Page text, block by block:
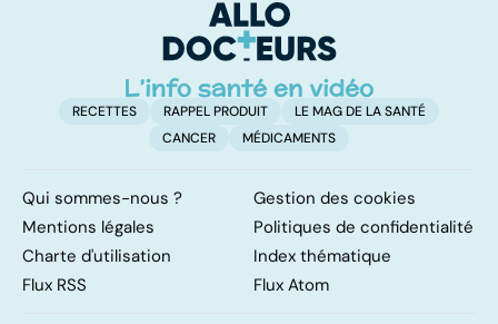
RECETTES RAPPEL PRODUIT
LE MAG DE LA SANTÉ
CANCER
MÉDICAMENTS
Qui sommes-nous ?
Gestion des cookies
Mentions légales
Politiques de confidentialité
Charte d'utilisation
Index thématique
Flux RSS
Flux Atom